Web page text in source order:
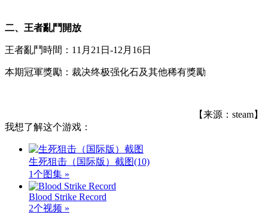
二、王者亂鬥開放
王者亂鬥時間：11月21日-12月16日
本期冠軍獎勵：裁决终极强化石及其他稀有獎勵
【来源：steam】
我想了解这个游戏：
生死狙击（国际版）截图(10)
1个图集 »
Blood Strike Record
2个视频 »